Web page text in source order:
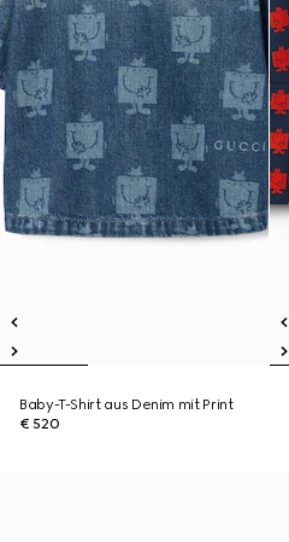
Baby-T-Shirt aus Denim mit Print
€ 520